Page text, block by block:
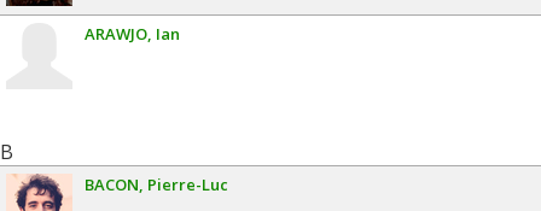
ARAWJO Ian
B
BACON Pierre-Luc